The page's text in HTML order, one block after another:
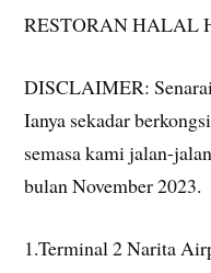
RESTORAN HALAL
DISCLAIMER:
Ianya sekadar
semasa kami jalan-
bulan November 2023.
1.Terminal 2 Narita